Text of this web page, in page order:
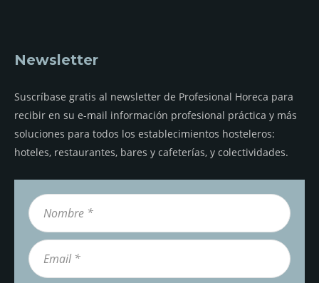
Newsletter
Suscríbase gratis al newsletter de Profesional Horeca para
recibir en su e-mail información profesional práctica y más
soluciones para todos los establecimientos hosteleros:
hoteles, restaurantes, bares y cafeterías, y colectividades.